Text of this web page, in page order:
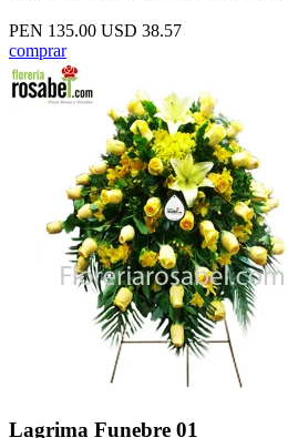
PEN 135.00 USD 38.57
comprar
Lagrima Funebre 01